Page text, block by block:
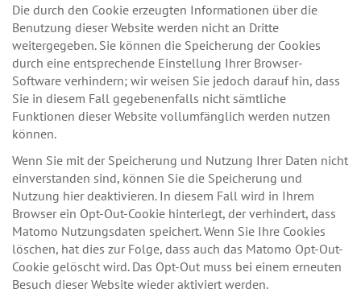
Die durch den Cookie erzeugten Informationen über die
Benutzung dieser Website werden nicht an Dritte
weitergegeben. Sie können die Speicherung der Cookies
durch eine entsprechende Einstellung Ihrer Browser-
Software verhindern; wir weisen Sie jedoch darauf hin, dass
Sie in diesem Fall gegebenenfalls nicht sämtliche
Funktionen dieser Website vollumfänglich werden nutzen
können.
Wenn Sie mit der Speicherung und Nutzung Ihrer Daten nicht
einverstanden sind, können Sie die Speicherung und
Nutzung hier deaktivieren. In diesem Fall wird in Ihrem
Browser ein Opt-Out-Cookie hinterlegt, der verhindert, dass
Matomo Nutzungsdaten speichert. Wenn Sie Ihre Cookies
löschen, hat dies zur Folge, dass auch das Matomo Opt-Out-
Cookie gelöscht wird. Das Opt-Out muss bei einem erneuten
Besuch dieser Website wieder aktiviert werden.